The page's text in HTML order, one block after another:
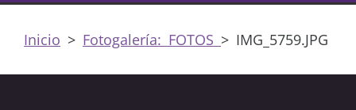
Inicio > Fotogalería: FOTOS > IMG_5759.JPG